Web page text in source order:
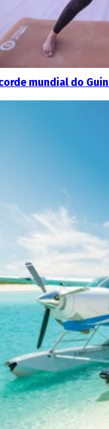
mundial do